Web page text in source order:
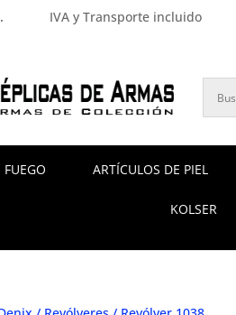
IVA y Transporte incluido
ARTÍCULOS DE PIEL
KOLSER